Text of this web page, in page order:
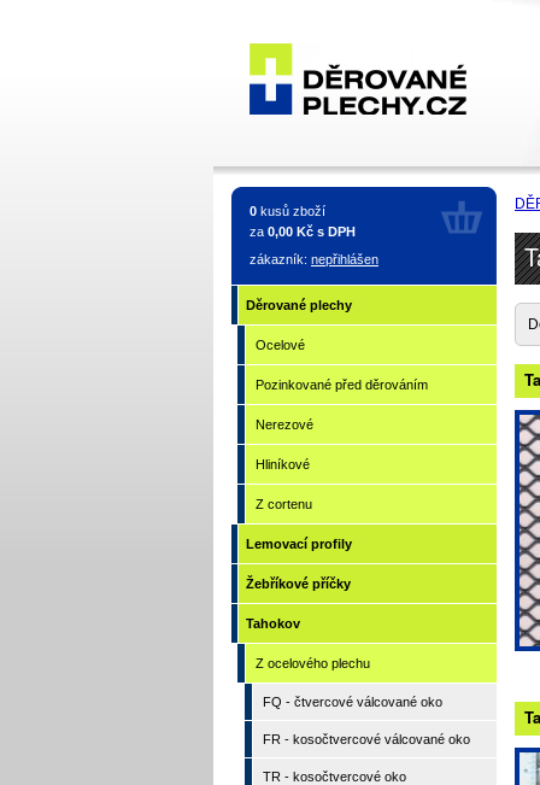
Tahokov
- Z
ocelového
plechu
0 kusů zboží
za 0,00 Kč s DPH
zákazník: nepřihlášen
Děrované plechy
Ocelové
Pozinkované před děrováním
Nerezové
Hliníkové
Z cortenu
Lemovací profily
Žebříkové příčky
Tahokov
Z ocelového plechu
FQ - čtvercové válcované oko
FR - kosočtvercové válcované oko
TR - kosočtvercové oko